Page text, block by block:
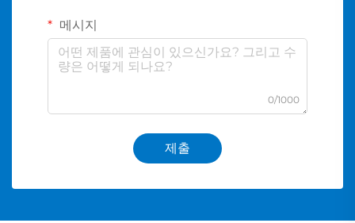
메시지
0/1000
제출